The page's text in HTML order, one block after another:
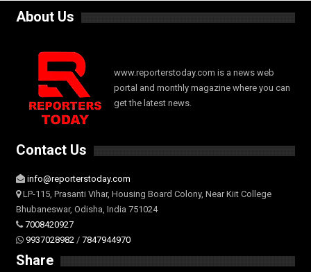
About Us
www.reporterstoday.com is a news web
portal and monthly magazine where you can
get the latest news.
Contact Us
info@reporterstoday.com
LP-115, Prasanti Vihar, Housing Board Colony, Near Kiit College
Bhubaneswar, Odisha, India 751024
7008420927
9937028982 / 7847944970
Share